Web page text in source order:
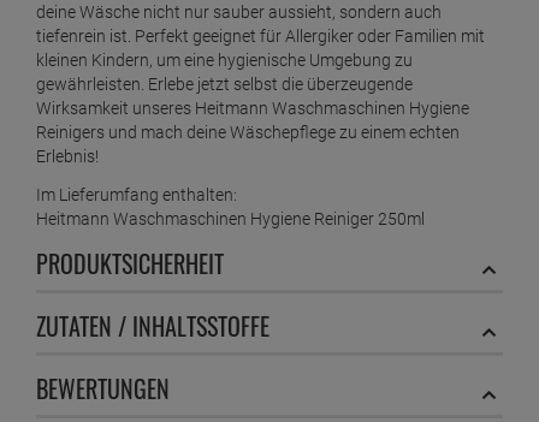
deine Wäsche nicht nur sauber aussieht, sondern auch
tiefenrein ist. Perfekt geeignet für Allergiker oder Familien mit
kleinen Kindern, um eine hygienische Umgebung zu
gewährleisten. Erlebe jetzt selbst die überzeugende
Wirksamkeit unseres Heitmann Waschmaschinen Hygiene
Reinigers und mach deine Wäschepflege zu einem echten
Erlebnis!
Im Lieferumfang enthalten:
Heitmann Waschmaschinen Hygiene Reiniger 250ml
PRODUKTSICHERHEIT
ZUTATEN / INHALTSSTOFFE
BEWERTUNGEN